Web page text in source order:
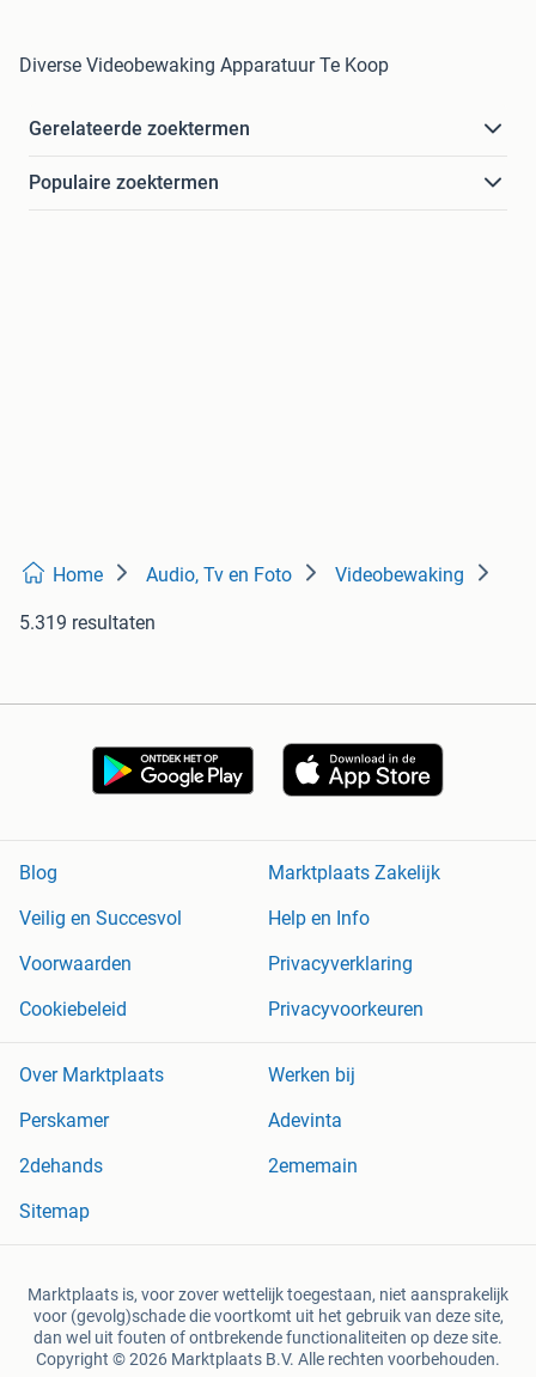
Diverse Videobewaking Apparatuur Te Koop
Gerelateerde zoektermen
Populaire zoektermen
Home Audio, Tv en Foto Videobewaking
5.319 resultaten
Blog
Marktplaats Zakelijk
Veilig en Succesvol
Help en Info
Voorwaarden
Privacyverklaring
Cookiebeleid
Privacyvoorkeuren
Over Marktplaats
Werken bij
Perskamer
Adevinta
2dehands
2ememain
Sitemap
Marktplaats is, voor zover wettelijk toegestaan, niet aansprakelijk
voor (gevolg)schade die voortkomt uit het gebruik van deze site,
dan wel uit fouten of ontbrekende functionaliteiten op deze site.
Copyright © 2026 Marktplaats B.V. Alle rechten voorbehouden.